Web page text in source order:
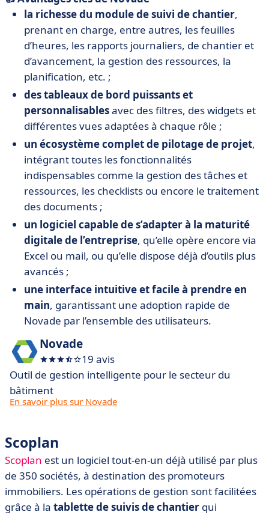
la richesse du module de suivi de chantier,
prenant en charge, entre autres, les feuilles
d’heures, les rapports journaliers, de chantier et
d’avancement, la gestion des ressources, la
planification, etc. ;
des tableaux de bord puissants et
personnalisablesavec des filtres, des widgets et
différentes vues adaptées à chaque rôle ;
un écosystème complet de pilotage de projet,
intégrant toutes les fonctionnalités
indispensables comme la gestion des tâches et
ressources, les checklists ou encore le traitement
des documents ;
un logiciel capable de s’adapter à la maturité
digitale de l’entreprise, qu’elle opère encore via
Excel ou mail, ou qu’elle dispose déjà d’outils plus
avancés ;
une interface intuitive et facile à prendre en
main, garantissant une adoption rapide de
Novade par l’ensemble des utilisateurs.
Novade
19 avis
Outil de gestion intelligente pour le secteur du
bâtiment
En savoir plus sur Novade
Scoplan
Scoplan est un logiciel tout-en-un déjà utilisé par plus
de 350 sociétés, à destination des promoteurs
immobiliers. Les opérations de gestion sont facilitées
grâce à la tablette de suivis de chantier qui